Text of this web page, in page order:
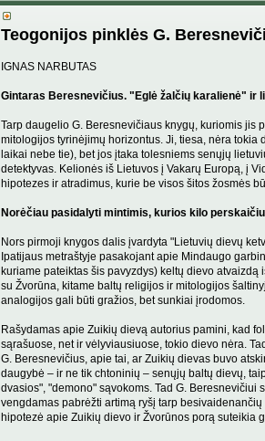
Teogonijos pinklės G.
IGNAS NARBUTAS
Gintaras Beresnevičius. "Eglė žalčių karalienė" ir
Tarp daugelio G. Beresnevičiaus knygų, kuriomis
mitologijos tyrinėjimų horizontus. Ji, tiesa, nėra tokia
laikai nebe tie), bet jos įtaka tolesniems senųjų
detektyvas. Kelionės iš Lietuvos į Vakarų Europą, į
hipotezes ir atradimus, kurie be visos šitos žosmės
Norėčiau pasidalyti mintimis, kurios kilo
Nors pirmoji knygos dalis įvardyta "Lietuvių dievų
Ipatijaus metraštyje pasakojant apie Mindaugo
kuriame pateiktas šis pavyzdys) keltų dievo
su Žvorūna, kitame baltų religijos ir mitologijos
analogijos gali būti gražios, bet sunkiai įrodomos.
Rašydamas apie Zuikių dievą autorius pamini, kad
sąrašuose, net ir vėlyviausiuose, tokio dievo nėra.
G. Beresnevičius, apie tai, ar Zuikių dievas buvo
daugybė – ir ne tik chtoninių – senųjų baltų dievų,
dvasios", "demono" sąvokoms. Tad G.
vengdamas pabrėžti artimą ryšį tarp
hipotezė apie Zuikių dievo ir Žvorūnos porą